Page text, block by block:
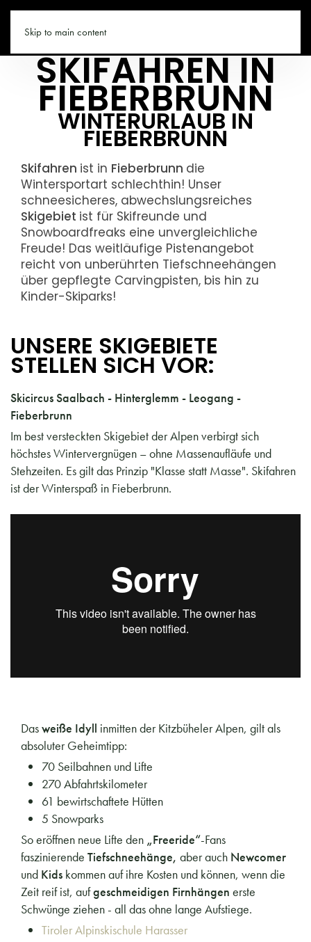
Skip to main content
FIEBERBRUNN.CO
SKIFAHREN IN
FIEBERBRUNN
WINTERURLAUB IN
FIEBERBRUNN
Skifahren ist in Fieberbrunn die
Wintersportart schlechthin! Unser
schneesicheres, abwechslungsreiches
Skigebiet ist für Skifreunde und
Snowboardfreaks eine unvergleichliche
Freude! Das weitläufige Pistenangebot
reicht von unberührten Tiefschneehängen
über gepflegte Carvingpisten, bis hin zu
Kinder-Skiparks!
UNSERE SKIGEBIETE
STELLEN SICH VOR:
Skicircus Saalbach - Hinterglemm - Leogang -
Fieberbrunn
Im best versteckten Skigebiet der Alpen verbirgt sich
höchstes Wintervergnügen – ohne Massenaufläufe und
Stehzeiten. Es gilt das Prinzip "Klasse statt Masse". Skifahren
ist der Winterspaß in Fieberbrunn.
Dasweiße Idyll inmitten der Kitzbüheler Alpen, gilt als
absoluter Geheimtipp:
70 Seilbahnen und Lifte
270 Abfahrtskilometer
61 bewirtschaftete Hütten
5 Snowparks
So eröffnen neue Lifte den „Freeride“-Fans
faszinierende Tiefschneehänge, aber auch Newcomer
und Kids kommen auf ihre Kosten und können, wenn die
Zeit reif ist, aufgeschmeidigen Firnhängen erste
Schwünge ziehen - all das ohne lange Aufstiege.
Tiroler Alpinskischule Harasser